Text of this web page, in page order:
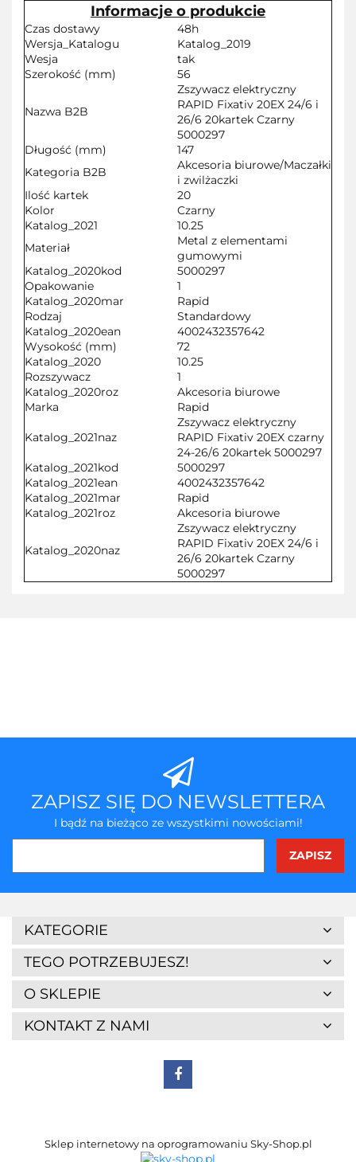
Informacje o produkcie
Czas dostawy
48h
Wersja_Katalogu
Katalog_2019
Wesja
tak
Szerokość (mm)
56
Nazwa B2B
Zszywacz elektryczny
RAPID Fixativ 20EX 24/6 i
26/6 20kartek Czarny
5000297
Długość (mm)
147
Kategoria B2B
Akcesoria biurowe/Maczałki
i zwilżaczki
Ilość kartek
20
Kolor
Czarny
Katalog_2021
10.25
Materiał
Metal z elementami
gumowymi
Katalog_2020kod
5000297
Opakowanie
1
Katalog_2020mar
Rapid
Rodzaj
Standardowy
Katalog_2020ean
4002432357642
Wysokość (mm)
72
Katalog_2020
10.25
Rozszywacz
1
Katalog_2020roz
Akcesoria biurowe
Marka
Rapid
Katalog_2021naz
Zszywacz elektryczny
RAPID Fixativ 20EX czarny
24-26/6 20kartek 5000297
Katalog_2021kod
5000297
Katalog_2021ean
4002432357642
Katalog_2021mar
Rapid
Katalog_2021roz
Akcesoria biurowe
Katalog_2020naz
Zszywacz elektryczny
RAPID Fixativ 20EX 24/6 i
26/6 20kartek Czarny
5000297
7Days
A4 Tech
ZAPISZ SIĘ DO NEWSLETTERA
I bądź na bieżąco ze wszystkimi nowościami!
KATEGORIE
TEGO POTRZEBUJESZ!
O SKLEPIE
KONTAKT Z NAMI
Sklep internetowy na oprogramowaniu Sky-Shop.pl